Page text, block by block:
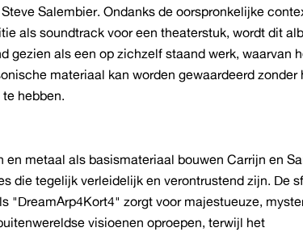
Salembier. Ondanks de oorspronkelijke
als soundtrack voor een theaterstuk, wordt dit
gezien als een op zichzelf staand werk, waarvan
materiaal kan worden gewaardeerd zonder
hebben.
en metaal als basismateriaal bouwen Carrijn en
die tegelijk verleidelijk en verontrustend zijn. De
"DreamArp4Kort4" zorgt voor majestueuze,
visioenen oproepen, terwijl het